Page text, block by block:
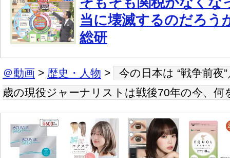
当に壊滅するのだろう
総研
＠動画 > 歴史・人物 >
今の日本は “戦争前夜
歳の現役ジャーナリストは戦後70年の今、